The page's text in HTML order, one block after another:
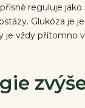
reguluje jako
Glukóza je
je vždy přítomno